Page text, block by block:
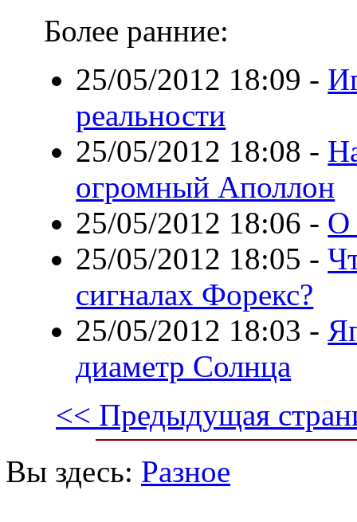
Более ранние:
25/05/2012 18:09 -
реальности
25/05/2012 18:08 -
огромный Аполлон
25/05/2012 18:06 - О
25/05/2012 18:05 -
сигналах Форекс?
25/05/2012 18:03 -
диаметр Солнца
<< Предыдущая
Вы здесь: Разное